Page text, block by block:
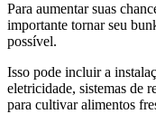
Para aumentar suas
importante tornar seu
possível.
Isso pode incluir a
eletricidade, sistemas de
para cultivar alimentos